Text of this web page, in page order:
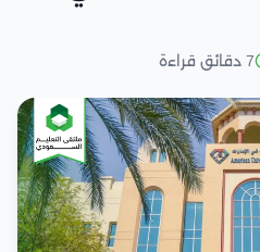
7 دقائق قراءة